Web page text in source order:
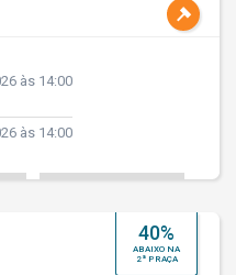
às 14:00
às 14:00
40%
ABAIXO NA
2ª PRAÇA